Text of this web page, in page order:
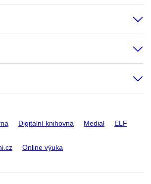
Digitální knihovna Medial ELF
Online výuka